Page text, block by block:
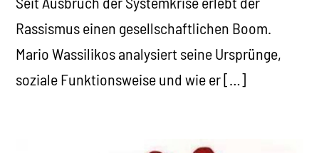
Rassismus einen gesellschaftlichen Boom.
Mario Wassilikos analysiert seine Ursprünge,
soziale Funktionsweise und wie er […]